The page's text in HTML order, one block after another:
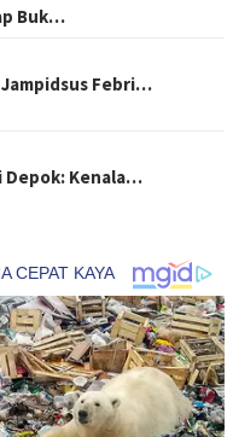
Buk…
Jampidsus Febri…
Depok: Kenala…